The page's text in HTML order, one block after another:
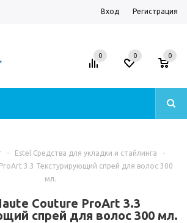
Вход Регистрация
0 0 0
- Estel Средства для укладки и стайлинга
-
3.3 Текстурирующий спрей для волос 300
мл.
Couture ProArt 3.3
спрей для волос 300 мл.